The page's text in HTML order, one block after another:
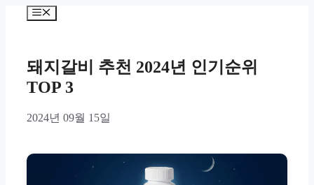
Menu
돼지갈비 추천 2024년 인기순위
TOP 3
2024년 09월 15일